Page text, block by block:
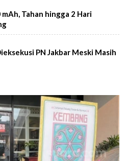
Tahan hingga 2 Hari
PN Jakbar Meski Masih